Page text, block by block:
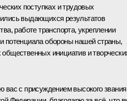
поступках и трудовых
выдающихся результатов
работе транспорта, укреплении
потенциала обороны нашей страны,
инициатив и
вас с присуждением высокого звания